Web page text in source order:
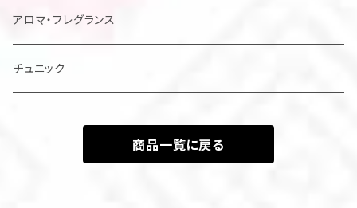
アロマ・フレグランス
チュニック
商品一覧に戻る